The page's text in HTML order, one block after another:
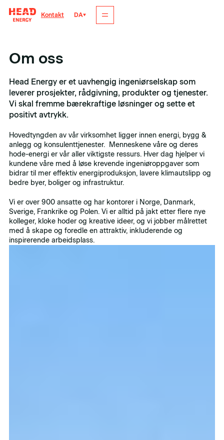
Kontakt DA
Om oss
Head Energy er et uavhengig ingeniørselskap som
leverer prosjekter, rådgivning, produkter og tjenester.
Vi skal fremme bærekraftige løsninger og sette et
positivt avtrykk.
Hovedtyngden av vår virksomhet ligger innen energi, bygg &
anlegg og konsulenttjenester. Menneskene våre og deres
hode-energi er vår aller viktigste ressurs. Hver dag hjelper vi
kundene våre med å løse krevende ingeniøroppgaver som
bidrar til mer effektiv energiproduksjon, lavere klimautslipp og
bedre byer, boliger og infrastruktur.
Vi er over 900 ansatte og har kontorer i Norge, Danmark,
Sverige, Frankrike og Polen. Vi er alltid på jakt etter flere nye
kolleger, kloke hoder og kreative ideer, og vi jobber målrettet
med å skape og foredle en attraktiv, inkluderende og
inspirerende arbeidsplass.